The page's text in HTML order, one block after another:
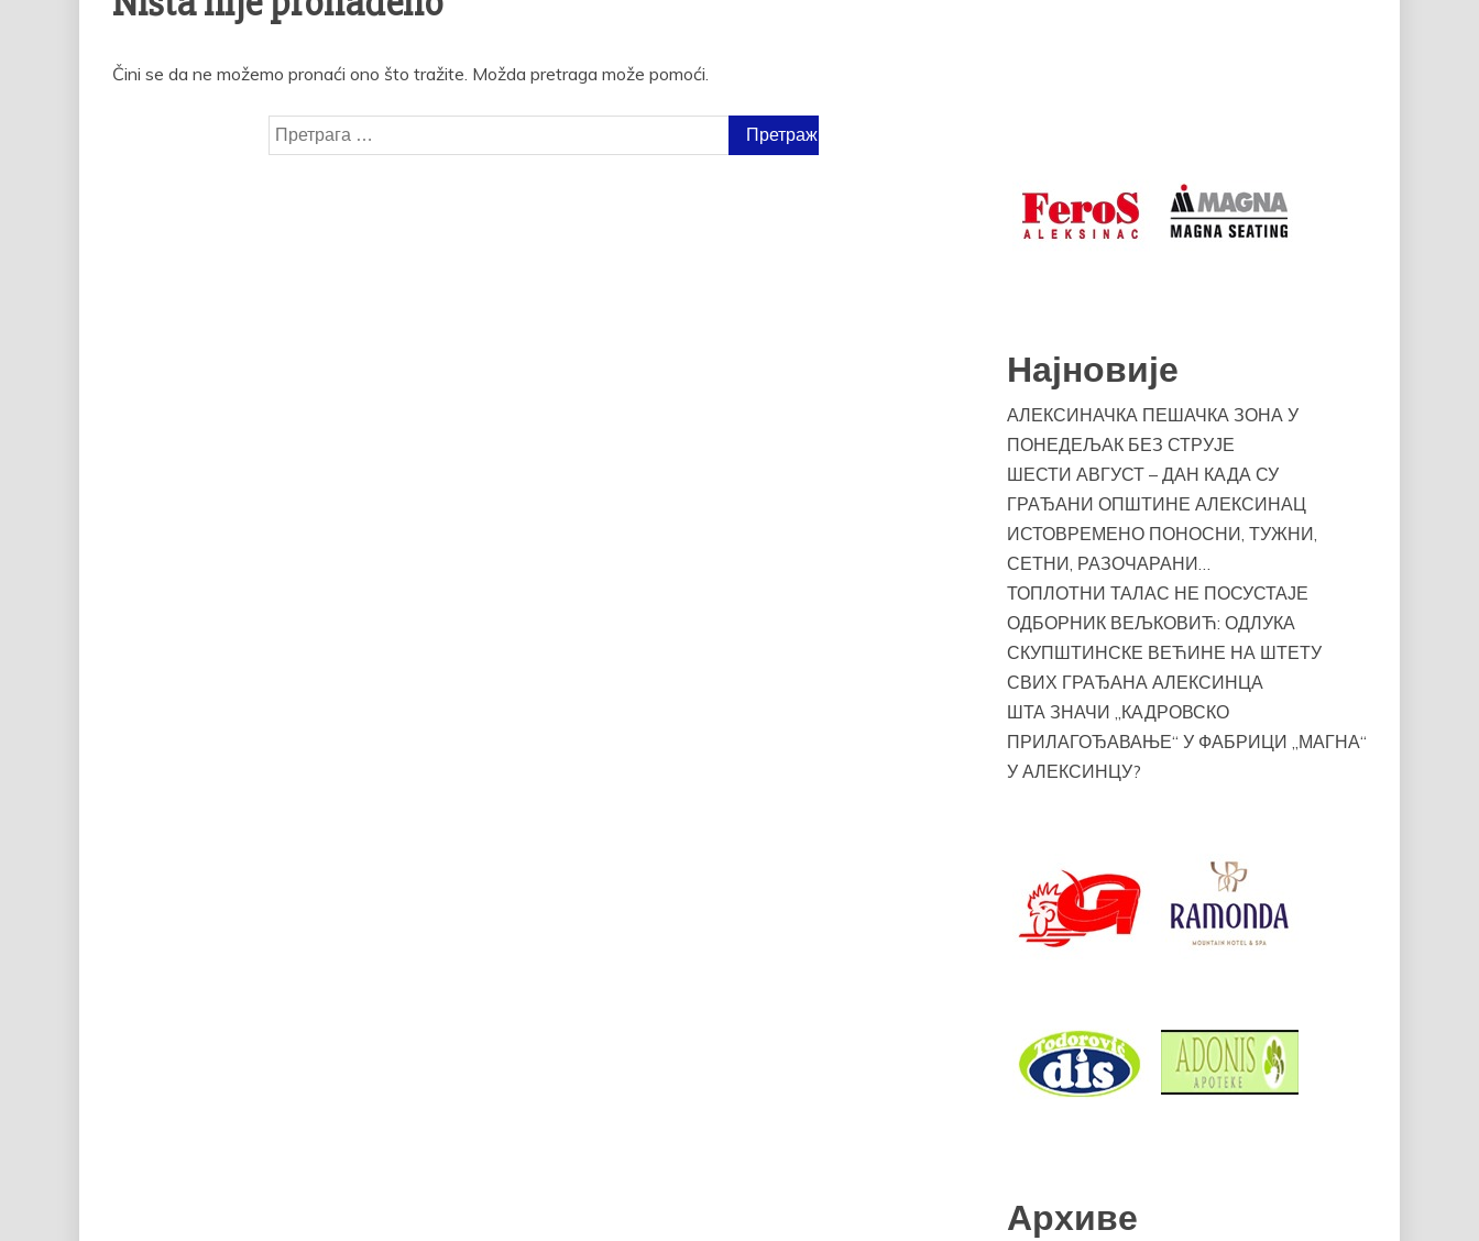
Čini se da ne možemo pronaći ono što tražite. Možda pretraga može pomoći.
Претрага
за:
Најновије
АЛЕКСИНАЧКА ПЕШАЧКА ЗОНА У
ПОНЕДЕЉАК БЕЗ СТРУЈЕ
ШЕСТИ АВГУСТ – ДАН КАДА СУ
ГРАЂАНИ ОПШТИНЕ АЛЕКСИНАЦ
ИСТОВРЕМЕНО ПОНОСНИ, ТУЖНИ,
СЕТНИ, РАЗОЧАРАНИ…
ТОПЛОТНИ ТАЛАС НЕ ПОСУСТАЈЕ
ОДБОРНИК ВЕЉКОВИЋ: ОДЛУКА
СКУПШТИНСКЕ ВЕЋИНЕ НА ШТЕТУ
СВИХ ГРАЂАНА АЛЕКСИНЦА
ШТА ЗНАЧИ „КАДРОВСКО
ПРИЛАГОЂАВАЊЕ“ У ФАБРИЦИ „МАГНА“
У АЛЕКСИНЦУ?
Архиве